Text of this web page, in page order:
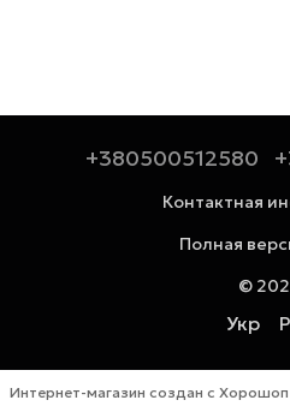
+380500512580
Контактная
Полная
©
Укр
Интернет-магазин создан с Хорошоп